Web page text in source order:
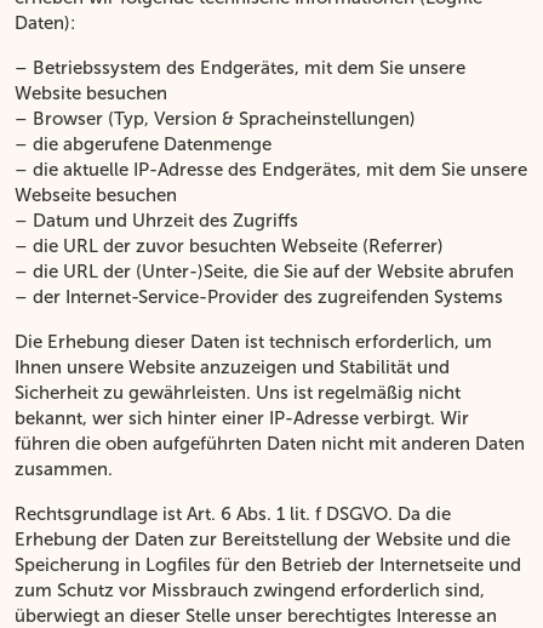
Daten):
– Betriebssystem des Endgerätes, mit dem Sie unsere
Website besuchen
– Browser (Typ, Version & Spracheinstellungen)
– die abgerufene Datenmenge
– die aktuelle IP-Adresse des Endgerätes, mit dem Sie unsere
Webseite besuchen
– Datum und Uhrzeit des Zugriffs
– die URL der zuvor besuchten Webseite (Referrer)
– die URL der (Unter-)Seite, die Sie auf der Website abrufen
– der Internet-Service-Provider des zugreifenden Systems
Die Erhebung dieser Daten ist technisch erforderlich, um
Ihnen unsere Website anzuzeigen und Stabilität und
Sicherheit zu gewährleisten. Uns ist regelmäßig nicht
bekannt, wer sich hinter einer IP-Adresse verbirgt. Wir
führen die oben aufgeführten Daten nicht mit anderen Daten
zusammen.
Rechtsgrundlage ist Art. 6 Abs. 1 lit. f DSGVO. Da die
Erhebung der Daten zur Bereitstellung der Website und die
Speicherung in Logfiles für den Betrieb der Internetseite und
zum Schutz vor Missbrauch zwingend erforderlich sind,
überwiegt an dieser Stelle unser berechtigtes Interesse an